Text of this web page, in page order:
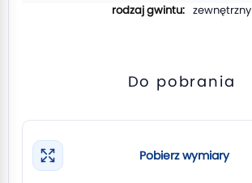
zewnętrzny
Do pobrania
Pobierz wymiary